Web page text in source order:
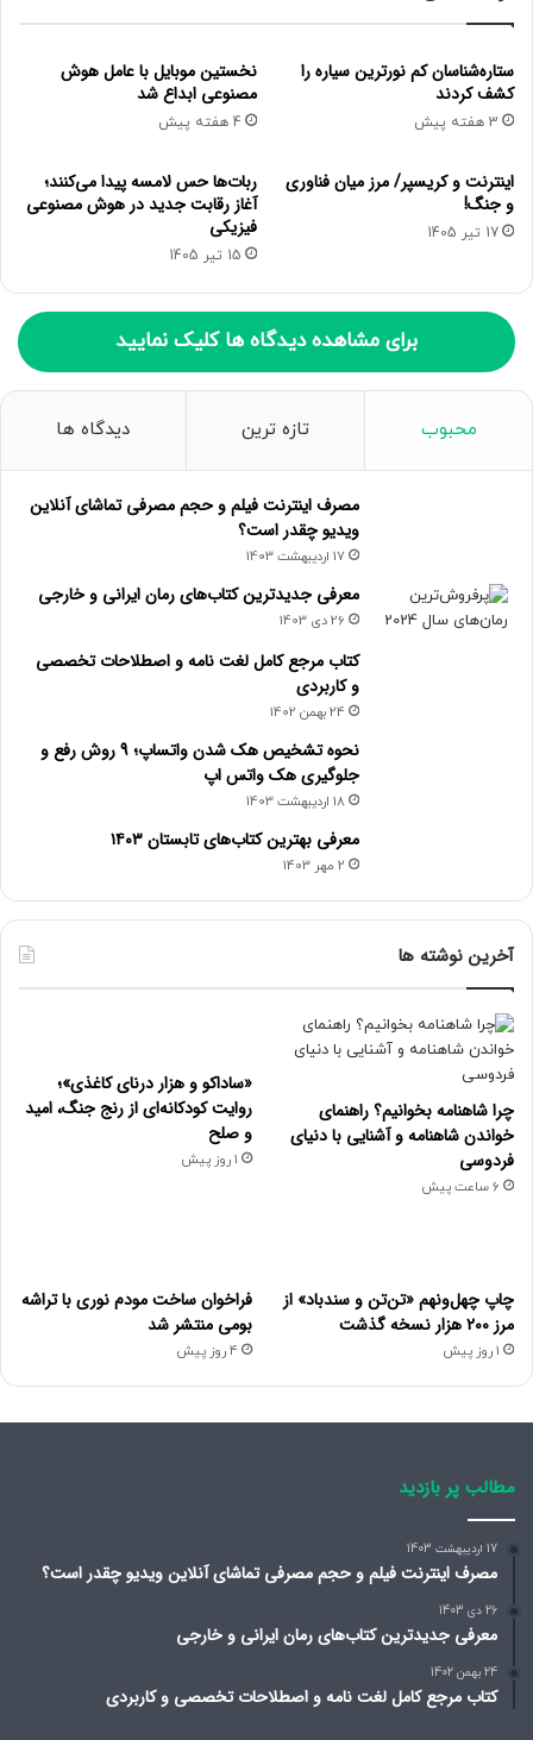
این حلقه معمولاً مشکلی ایجاد نمی کنند. و این بود قصه
آنچه در داخل این دستگیره ها قرار دارد . اکنون می توانید
وقتی دارید از پله برقی بالا می روید درموردش فکر کنید .
ستاره‌شناسان کم نورترین سیاره را
کشف کردند
3 هفته پیش
نخستین موبایل با عامل هوش
مصنوعی ابداع شد
4 هفته پیش
اینترنت و کریسپر/ مرز میان فناوری
و جنگ!
17 تیر 1405
ربات‌ها حس لامسه پیدا می‌کنند؛
آغاز رقابت جدید در هوش مصنوعی
فیزیکی
15 تیر 1405
برای مشاهده دیدگاه ها کلیک نمایید
محبوب تازه ترین دیدگاه ها
مصرف اینترنت فیلم و حجم مصرفی تماشای آنلاین
ویدیو چقدر است؟
17 اردیبهشت 1403
معرفی جدیدترین کتاب‌های رمان ایرانی و خارجی
26 دی 1403
کتاب مرجع کامل لغت نامه و اصطلاحات تخصصی
و کاربردی
24 بهمن 1402
نحوه تشخیص هک شدن واتساپ؛ 9 روش رفع و
جلوگیری هک واتس اپ
18 اردیبهشت 1403
معرفی بهترین کتاب‌های تابستان ۱۴۰۳
2 مهر 1403
آخرین نوشته ها
چرا شاهنامه بخوانیم؟ راهنمای
خواندن شاهنامه و آشنایی با دنیای
فردوسی
6 ساعت پیش
«ساداکو و هزار درنای کاغذی»؛
روایت کودکانه‌ای از رنج جنگ، امید
و صلح
1 روز پیش
چاپ چهل‌ونهم «تن‌تن و سندباد» از
مرز ۲۰۰ هزار نسخه گذشت
1 روز پیش
فراخوان ساخت مودم نوری با تراشه
بومی منتشر شد
4 روز پیش
مطالب پر بازدید
17 اردیبهشت 1403
مصرف اینترنت فیلم و حجم مصرفی تماشای آنلاین ویدیو چقدر است؟
26 دی 1403
معرفی جدیدترین کتاب‌های رمان ایرانی و خارجی
24 بهمن 1402
کتاب مرجع کامل لغت نامه و اصطلاحات تخصصی و کاربردی